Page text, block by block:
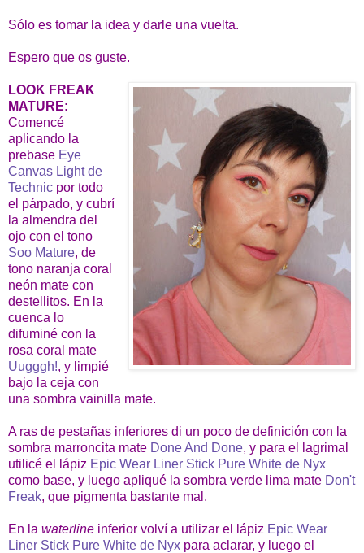
Sólo es tomar la idea y darle una vuelta.
Espero que os guste.
LOOK FREAK
MATURE:
Comencé
aplicando la
prebase Eye
Canvas Light de
Technic por todo
el párpado, y cubrí
la almendra del
ojo con el tono
Soo Mature, de
tono naranja coral
neón mate con
destellitos. En la
cuenca lo
difuminé con la
rosa coral mate
Uugggh!, y limpié
bajo la ceja con
una sombra vainilla mate.
A ras de pestañas inferiores di un poco de definición con la
sombra marroncita mate Done And Done, y para el lagrimal
utilicé el lápiz Epic Wear Liner Stick Pure White de Nyx
como base, y luego apliqué la sombra verde lima mate Don't
Freak, que pigmenta bastante mal.
En la waterline inferior volví a utilizar el lápiz Epic Wear
Liner Stick Pure White de Nyx para aclarar, y luego el